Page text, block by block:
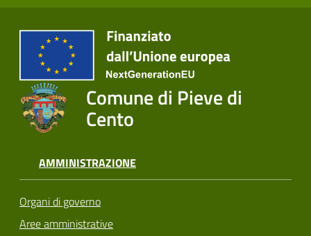
Comune di Pieve di
Cento
AMMINISTRAZIONE
Organi di governo
Aree amministrative